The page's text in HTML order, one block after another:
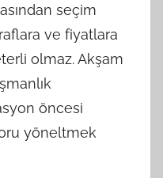
seçim
ve fiyatlara
olmaz. Akşam
öncesi
yöneltmek